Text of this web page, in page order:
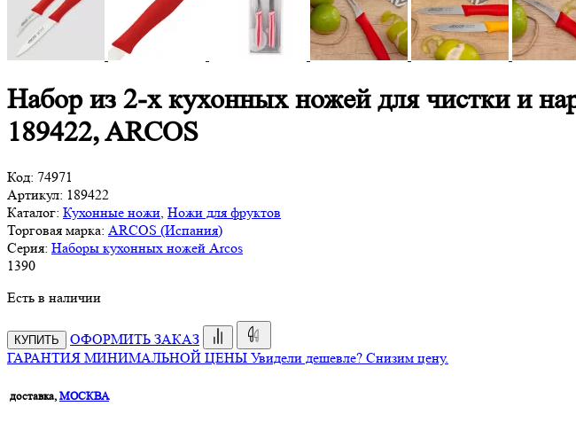
Набор из 2-х кухонных ножей для чистки и
189422, ARCOS
Код: 74971
Артикул: 189422
Каталог: Кухонные ножи Ножи для фруктов
Торговая марка: ARCOS (Испания)
Серия: Наборы кухонных ножей Arcos
1 390
Есть в наличии
КУПИТЬ
ОФОРМИТЬ ЗАКАЗ
ГАРАНТИЯ МИНИМАЛЬНОЙ ЦЕНЫ Увидели дешевле? Снизим цену.
доставка, МОСКВА